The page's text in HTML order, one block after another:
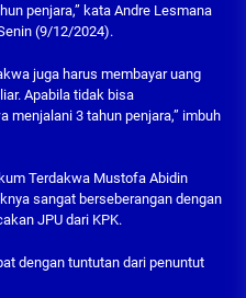
penjara,” kata Andre Lesmana
(9/12/2024).
juga harus membayar uang
Apabila tidak bisa
menjalani 3 tahun penjara,” imbuh
Terdakwa Mustofa Abidin
sangat berseberangan dengan
JPU dari KPK.
dengan tuntutan dari penuntut